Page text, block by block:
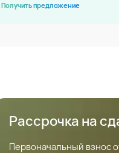
Получить предложение
Рассрочка на
Первоначальный взнос